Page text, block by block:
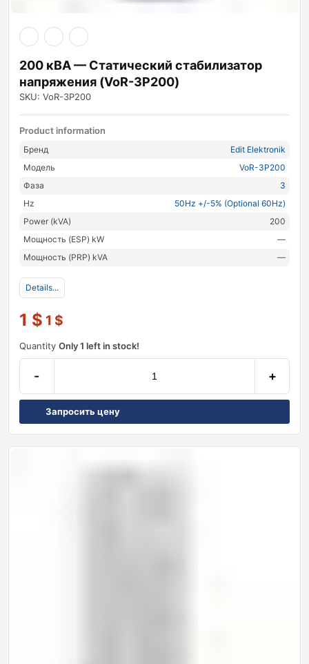
200 кВА — Статический стабилизатор
напряжения (VoR-3P200)
SKU: VoR-3P200
Product information
Бренд
Edit Elektronik
Модель
VoR-3P200
Фаза
3
Hz
50Hz +/-5% (Optional 60Hz)
Power (kVA)
200
Мощность (ESP) kW
—
Мощность (PRP) kVA
—
Details...
1 $ 1 $
Quantity Only 1 left in stock!
- +
Запросить цену